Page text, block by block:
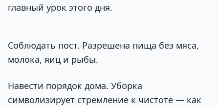
главный урок этого дня.
Соблюдать пост. Разрешена пища без мяса,
молока, яиц и рыбы.
Навести порядок дома. Уборка
символизирует стремление к чистоте — как